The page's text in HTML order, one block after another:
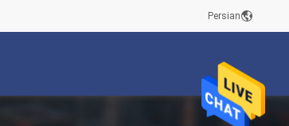
Persian